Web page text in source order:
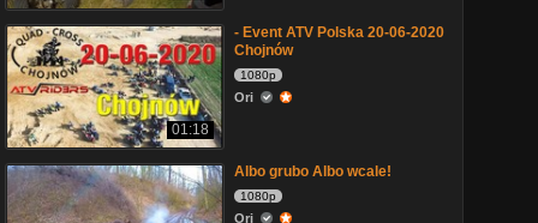
01:18
- Event ATV Polska 20-06-2020
Chojnów
1080p
Ori
Albo grubo Albo wcale!
1080p
Ori